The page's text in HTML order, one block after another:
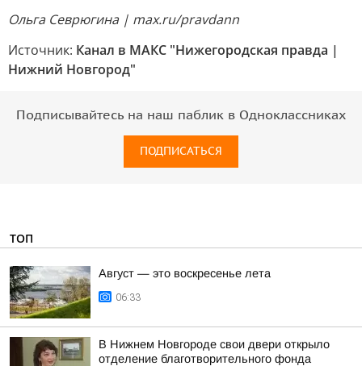
Ольга Севрюгина | max.ru/pravdann
Источник: Канал в МАКС "Нижегородская правда |
Нижний Новгород"
Подписывайтесь на наш паблик в Одноклассниках
ПОДПИСАТЬСЯ
ТОП
Август — это воскресенье лета
06:33
В Нижнем Новгороде свои двери открыло
отделение благотворительного фонда